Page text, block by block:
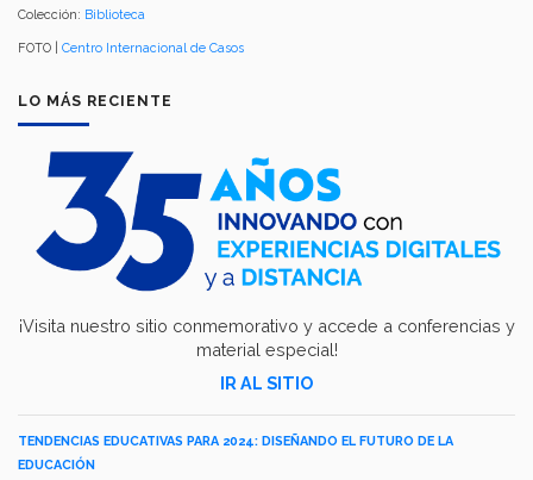
Colección: Biblioteca
FOTO | Centro Internacional de Casos
LO MÁS RECIENTE
¡Visita nuestro sitio conmemorativo y accede a conferencias y
material especial!
IR AL SITIO
TENDENCIAS EDUCATIVAS PARA 2024: DISEÑANDO EL FUTURO DE LA
EDUCACIÓN